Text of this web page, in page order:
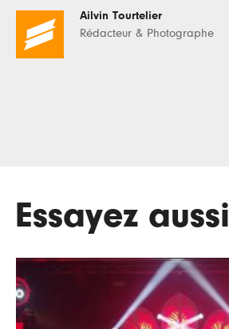
Ailvin Tourtelier
Rédacteur & Photographe
Essayez aussi